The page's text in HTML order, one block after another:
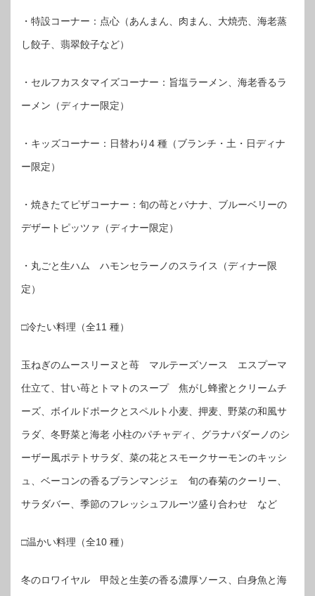
・特設コーナー：点心（あんまん、肉まん、大焼売、海老蒸
し餃子、翡翠餃子など）
・セルフカスタマイズコーナー：旨塩ラーメン、海老香るラ
ーメン（ディナー限定）
・キッズコーナー：日替わり4 種（ブランチ・土・日ディナ
ー限定）
・焼きたてピザコーナー：旬の苺とバナナ、ブルーベリーの
デザートピッツァ（ディナー限定）
・丸ごと生ハム ハモンセラーノのスライス（ディナー限
定）
□冷たい料理（全11 種）
玉ねぎのムースリーヌと苺 マルテーズソース エスプーマ
仕立て、甘い苺とトマトのスープ 焦がし蜂蜜とクリームチ
ーズ、ボイルドポークとスペルト小麦、押麦、野菜の和風サ
ラダ、冬野菜と海老 小柱のパチャディ、グラナパダーノのシ
ーザー風ポテトサラダ、菜の花とスモークサーモンのキッシ
ュ、ベーコンの香るブランマンジェ 旬の春菊のクーリー、
サラダバー、季節のフレッシュフルーツ盛り合わせ など
□温かい料理（全10 種）
冬のロワイヤル 甲殻と生姜の香る濃厚ソース、白身魚と海